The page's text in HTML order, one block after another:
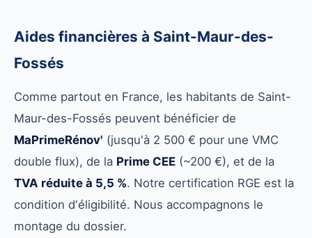
Aides financières à Saint-Maur-des-
Fossés
Comme partout en France, les habitants de Saint-
Maur-des-Fossés peuvent bénéficier de
MaPrimeRénov' (jusqu'à 2 500 € pour une VMC
double flux), de la Prime CEE (~200 €), et de la
TVA réduite à 5,5 %. Notre certification RGE est la
condition d'éligibilité. Nous accompagnons le
montage du dossier.